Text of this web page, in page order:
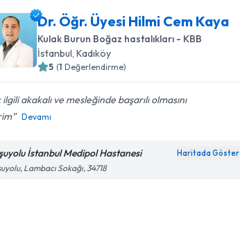
Dr. Öğr. Üyesi Hilmi Cem Kaya
Kulak Burun Boğaz hastalıkları - KBB
İstanbul, Kadıköy
5 (1 Değerlendirme)
akakalı ve mesleğinde başarılı olmasını
Devamı
İstanbul Medipol Hastanesi Haritada Göster
Lambacı Sokağı, 34718